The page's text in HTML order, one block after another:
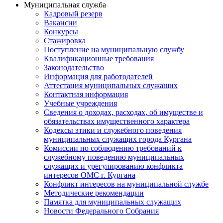
Муниципальная служба
Кадровый резерв
Вакансии
Конкурсы
Стажировка
Поступление на муниципальную службу
Квалификационные требования
Законодательство
Информация для работодателей
Аттестация муниципальных служащих
Контактная информация
Учебные учреждения
Сведения о доходах, расходах, об имуществе и
обязательствах имущественного характера
Кодексы этики и служебного поведения
муниципальных служащих города Кургана
Комиссии по соблюдению требований к
служебному поведению муниципальных
служащих и урегулированию конфликта
интересов ОМС г. Кургана
Конфликт интересов на муниципальной службе
Методические рекомендации
Памятка для муниципальных служащих
Новости Федерального Cобрания